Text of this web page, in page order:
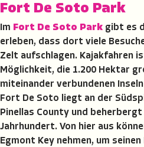
Fort De Soto Park
Im Fort De Soto Park gibt es
erleben, dass dort viele
Zelt aufschlagen. Kajakfahren
Möglichkeit, die 1.200 Hektar
miteinander verbundenen
Fort De Soto liegt an der
Pinellas County und
Jahrhundert. Von hier aus
Egmont Key nehmen, um